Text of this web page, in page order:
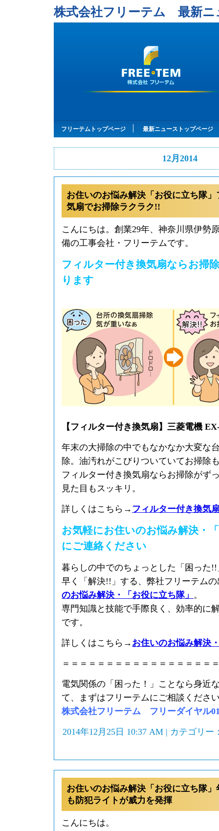
株式会社フリーテム 最新ニ
フリーテムトップページ 最新ニューストップページ
12月2014
お住いのお悩み解決「お役に立ち隊
気扇でお掃除ラクラク!!
こんにちは。創業29年、神奈川県伊勢
備の工事会社・フリーテムです。
フィルター付き換気扇ならお掃
ります
【フィルター付き換気扇】三菱電機
年末の大掃除の中でもなかなか大変な
除。油汚れがこびりついていてお掃除
フィルター付き換気扇ならお掃除がず
見た目もスッキリ。
詳しくはこちら→ フィルター付き換気
お気軽にお住いのお悩み解決・
にご連絡ください
暮らしの中でのちょっとした「困った
早く「解決!!」する、弊社フリーテム
のお悩み解決・「お役に立ち隊」 。
専門知識と技能で手際良く、効率的に
です。
詳しくはこちら→ お住いのお悩み解決
＝＝＝＝＝＝＝＝＝＝＝＝＝＝＝＝＝
電気関係の「困った！」ことなら身近
て、まずはフリーテムにご相談くださ
株式会社フリーテム フリーダイヤル
2014年12月25日 10:37 AM | カテゴリー
お住いのお悩み解決「お役に立ち隊
も防犯ライトが威力を発揮
こんにちは。